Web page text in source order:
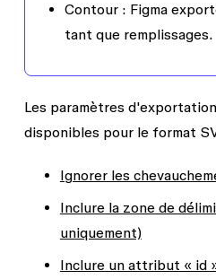
Contour: Figma
tant que remplissages.
Les paramètres
disponibles pour le format
Ignorer les
Inclure la zone de
uniquement)
Inclure un attribut « id